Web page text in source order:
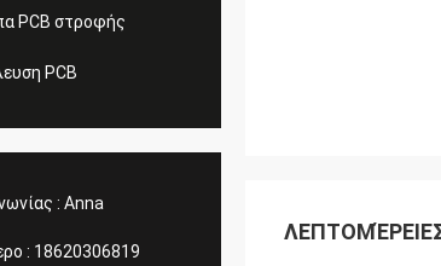
PCB στροφής
PCB
: Anna
: 18620306819